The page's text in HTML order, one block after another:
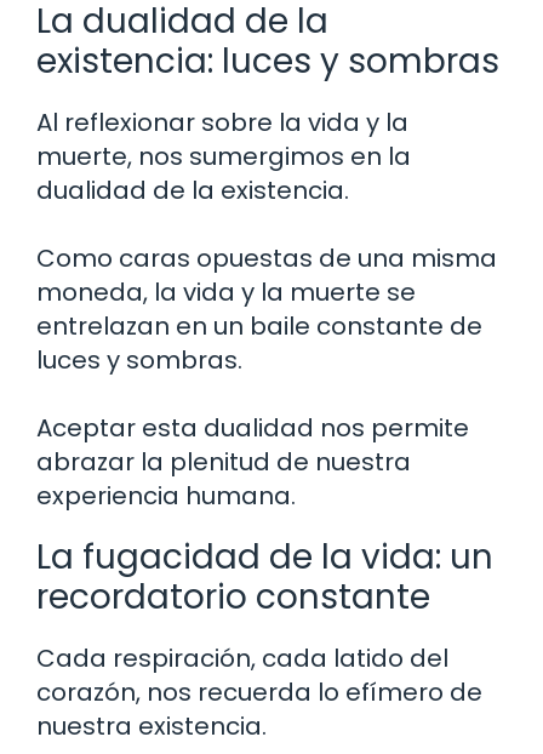
La dualidad de la
existencia: luces y sombras
Al reflexionar sobre la vida y la
muerte, nos sumergimos en la
dualidad de la existencia.
Como caras opuestas de una misma
moneda, la vida y la muerte se
entrelazan en un baile constante de
luces y sombras.
Aceptar esta dualidad nos permite
abrazar la plenitud de nuestra
experiencia humana.
La fugacidad de la vida: un
recordatorio constante
Cada respiración, cada latido del
corazón, nos recuerda lo efímero de
nuestra existencia.